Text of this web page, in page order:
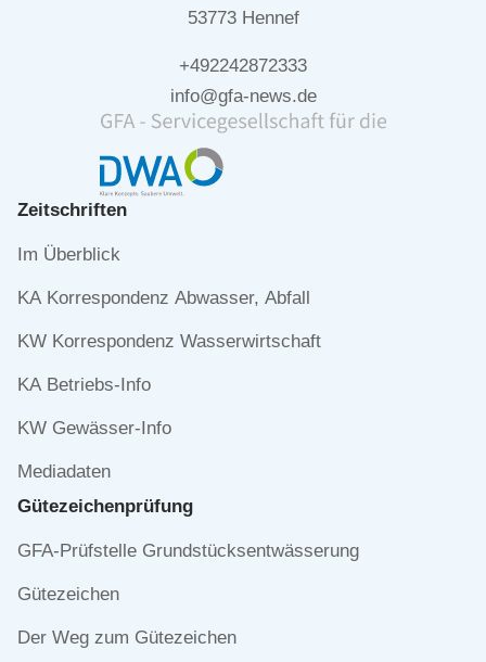
53773 Hennef
+492242872333
info@gfa-news.de
Zeitschriften
Navigation
Im Überblick
KA Korrespondenz Abwasser, Abfall
KW Korrespondenz Wasserwirtschaft
KA Betriebs-Info
KW Gewässer-Info
Mediadaten
Gütezeichen­prüfung
Navigation
GFA-Prüfstelle Grundstücksentwässerung
Gütezeichen
Der Weg zum Gütezeichen